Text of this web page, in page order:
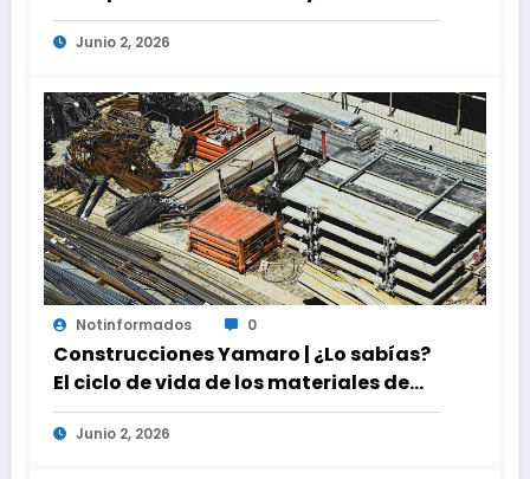
global
Junio 2, 2026
Notinformados 0
Construcciones Yamaro | ¿Lo sabías?
El ciclo de vida de los materiales de
construcción revoluciona eficiencia
en proyectos modernos
Junio 2, 2026